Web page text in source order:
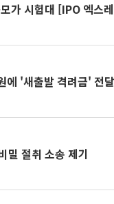
가 시험대 [IPO 엑스
에 '새출발 격려금' 전달
밀 절취 소송 제기